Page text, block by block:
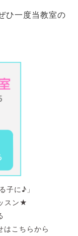
ひ一度当教室の
に♪」
ン★
ちらから